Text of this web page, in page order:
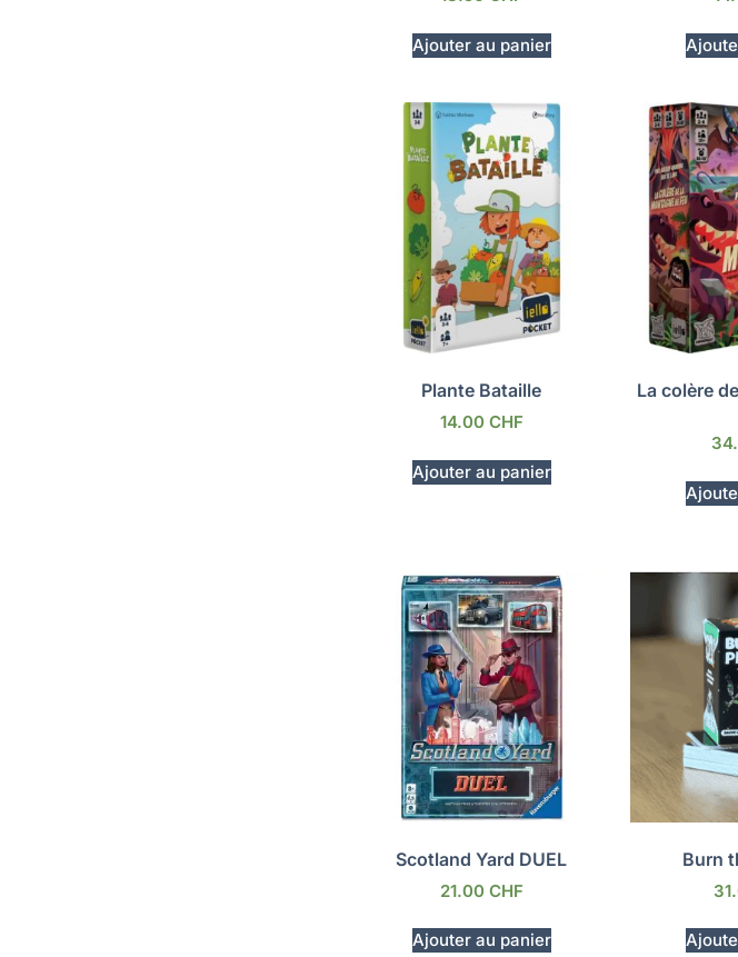
Ajouter au panier
Plante Bataille
14.00 CHF
Ajouter au panier
La colère
Scotland Yard DUEL
21.00 CHF
Ajouter au panier
Burn